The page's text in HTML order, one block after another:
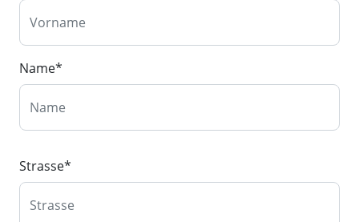
Name*
Strasse*